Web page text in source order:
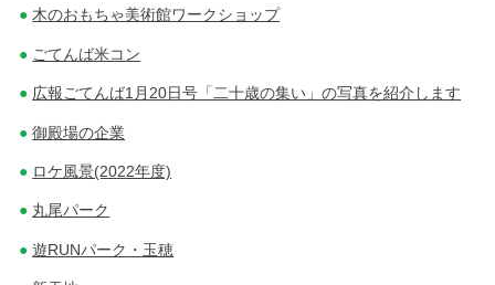
木のおもちゃ美術館ワークショップ
ごてんば米コン
広報ごてんば1月20日号「二十歳の集い」の写真を紹介します
御殿場の企業
ロケ風景(2022年度)
丸尾パーク
遊RUNパーク・玉穂